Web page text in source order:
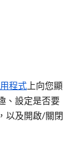
程式上向您顯
、設定是否要
以及開啟/關閉